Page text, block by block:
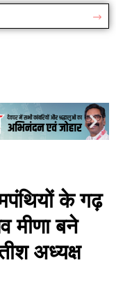
के गढ़
मीणा बने
अध्यक्ष